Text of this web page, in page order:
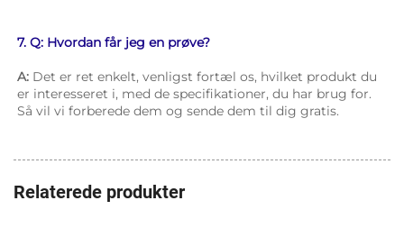
7. Q: Hvordan får jeg en prøve?
A: Det er ret enkelt, venligst fortæl os, hvilket produkt du
er interesseret i, med de specifikationer, du har brug for.
Så vil vi forberede dem og sende dem til dig gratis.
Relaterede produkter